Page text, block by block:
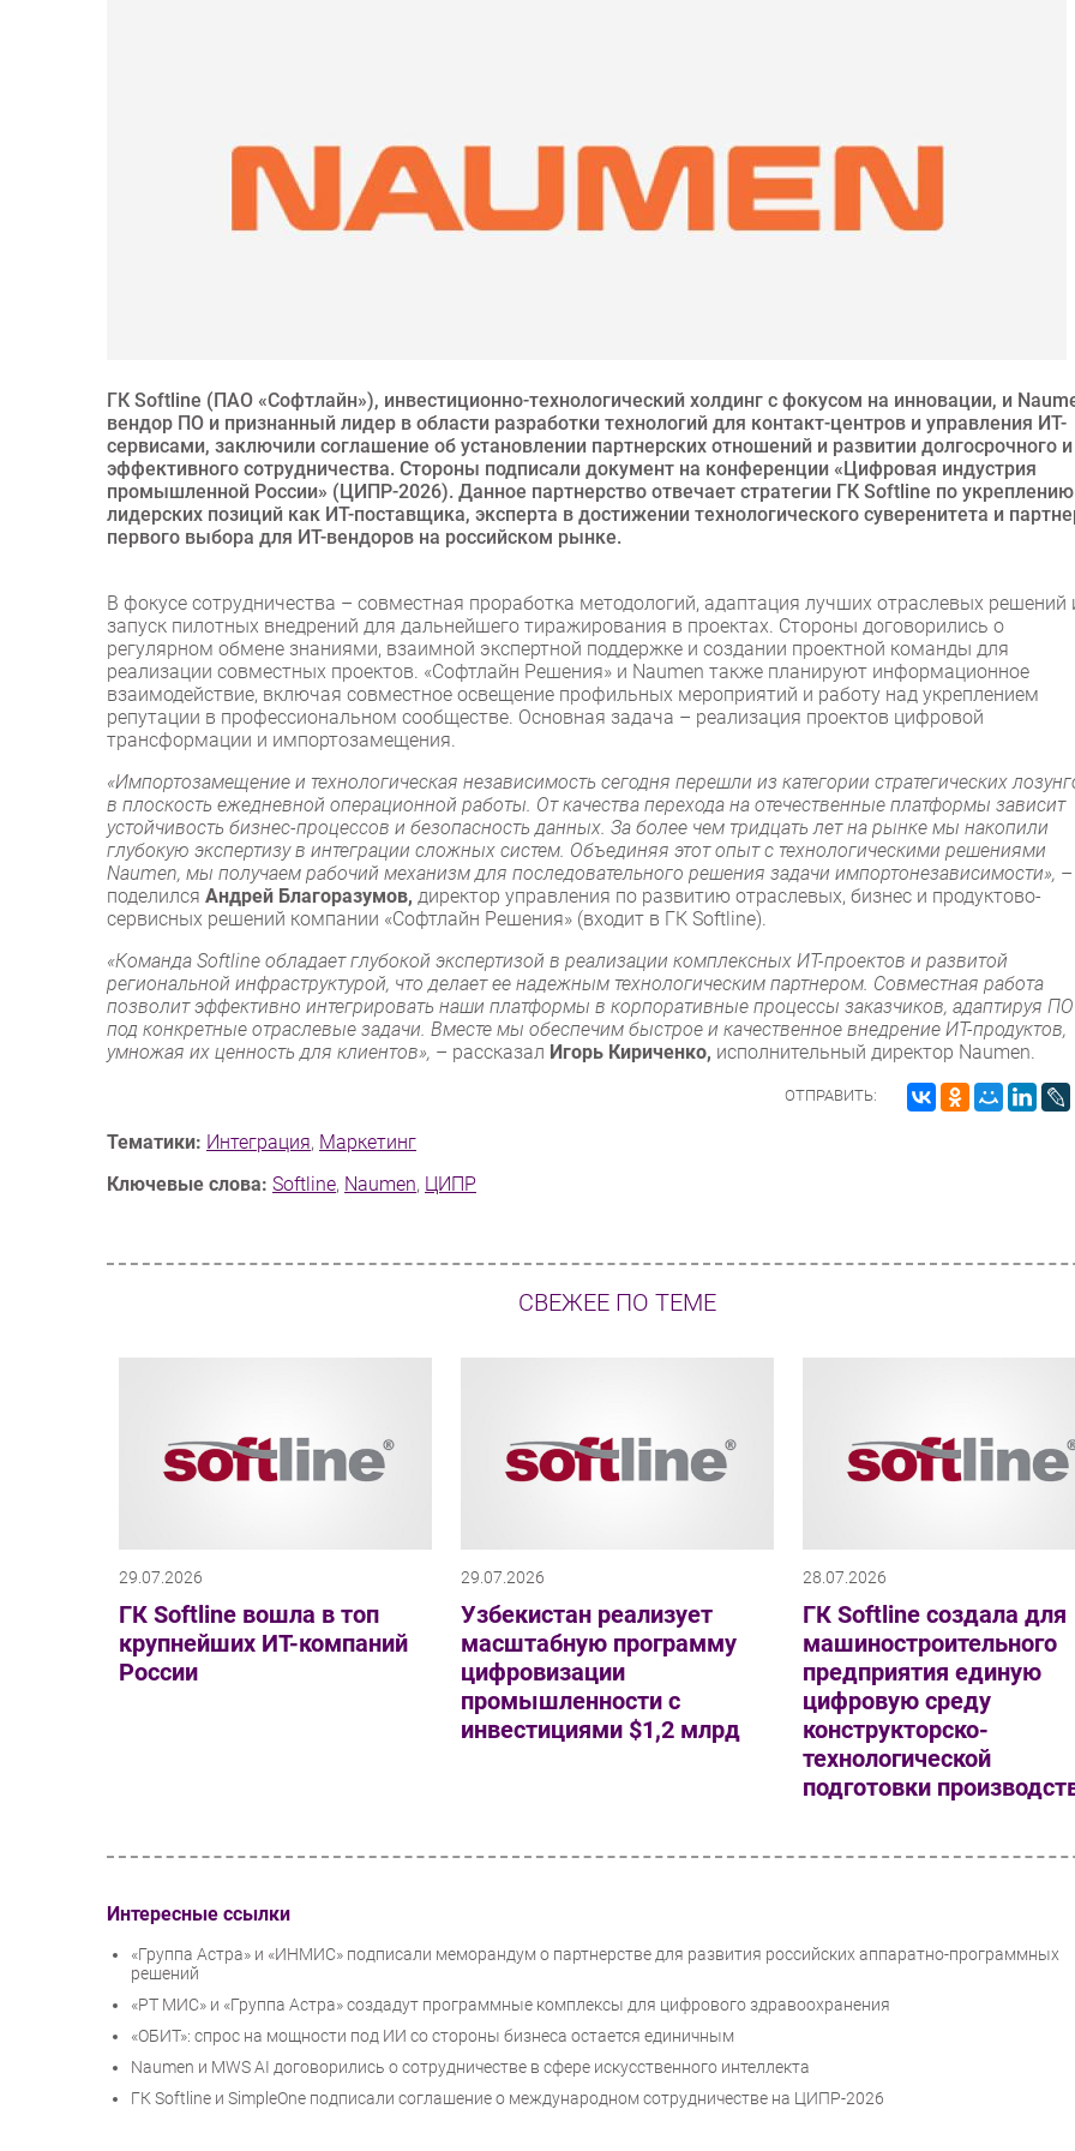
ГК Softline (ПАО «Софтлайн»), инвестиционно-технологический холдинг с фокусом на инновации, и
вендор ПО и признанный лидер в области разработки технологий для контакт-центров и управления ИТ-
сервисами, заключили соглашение об установлении партнерских отношений и развитии долгосрочного и
эффективного сотрудничества. Стороны подписали документ на конференции «Цифровая индустрия
промышленной России» (ЦИПР-2026). Данное партнерство отвечает стратегии ГК Softline по укреплению
лидерских позиций как ИТ-поставщика, эксперта в достижении технологического суверенитета и
первого выбора для ИТ-вендоров на российском рынке.
В фокусе сотрудничества – совместная проработка методологий, адаптация лучших отраслевых решений
запуск пилотных внедрений для дальнейшего тиражирования в проектах. Стороны договорились о
регулярном обмене знаниями, взаимной экспертной поддержке и создании проектной команды для
реализации совместных проектов. «Софтлайн Решения» и Naumen также планируют информационное
взаимодействие, включая совместное освещение профильных мероприятий и работу над укреплением
репутации в профессиональном сообществе. Основная задача – реализация проектов цифровой
трансформации и импортозамещения.
«Импортозамещение и технологическая независимость сегодня перешли из категории стратегических
в плоскость ежедневной операционной работы. От качества перехода на отечественные платформы зависит
устойчивость бизнес-процессов и безопасность данных. За более чем тридцать лет на рынке мы накопили
глубокую экспертизу в интеграции сложных систем. Объединяя этот опыт с технологическими решениями
Naumen, мы получаем рабочий механизм для последовательного решения задачи импортонезависимости», –
поделился Андрей Благоразумов, директор управления по развитию отраслевых, бизнес и продуктово-
сервисных решений компании «Софтлайн Решения» (входит в ГК Softline).
«Команда Softline обладает глубокой экспертизой в реализации комплексных ИТ-проектов и развитой
региональной инфраструктурой, что делает ее надежным технологическим партнером. Совместная работа
позволит эффективно интегрировать наши платформы в корпоративные процессы заказчиков, адаптируя ПО
под конкретные отраслевые задачи. Вместе мы обеспечим быстрое и качественное внедрение ИТ-продуктов,
умножая их ценность для клиентов», – рассказал Игорь Кириченко, исполнительный директор Naumen.
ОТПРАВИТЬ:
Тематики: Интеграция, Маркетинг
Ключевые слова: Softline, Naumen, ЦИПР
СВЕЖЕЕ ПО ТЕМЕ
29.07.2026
ГК Softline вошла в топ
крупнейших ИТ-компаний
России
29.07.2026
Узбекистан реализует
масштабную программу
цифровизации
промышленности с
инвестициями $1,2 млрд
28.07.2026
ГК Softline создала для
машиностроительного
предприятия единую
цифровую среду
конструкторско-
технологической
подготовки
Интересные ссылки
«Группа Астра» и «ИНМИС» подписали меморандум о партнерстве для развития российских аппаратно-программных
решений
«РТ МИС» и «Группа Астра» создадут программные комплексы для цифрового здравоохранения
«ОБИТ»: спрос на мощности под ИИ со стороны бизнеса остается единичным
Naumen и MWS AI договорились о сотрудничестве в сфере искусственного интеллекта
ГК Softline и SimpleOne подписали соглашение о международном сотрудничестве на ЦИПР-2026